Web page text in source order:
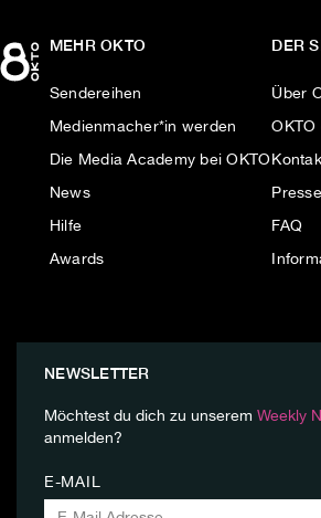
MEHR OKTO
Sendereihen
Medienmacher*in werden
Die Media Academy bei OKTO
News
Hilfe
Awards
DER
Über
OKTO
Presse
FAQ
NEWSLETTER
Möchtest du dich zu unserem Weekly
anmelden?
E-MAIL